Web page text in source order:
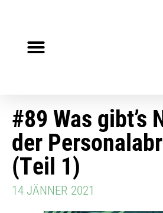
#89 Was gibt’s
der
(Teil 1)
14 JÄNNER 2021